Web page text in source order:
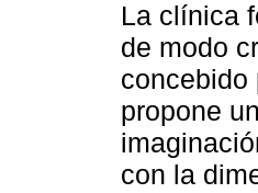
La clínica
de modo
concebido
propone
con la